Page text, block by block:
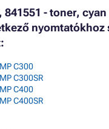
841551 - toner,
nyomtatókhoz
C300
C300SR
C400
C400SR